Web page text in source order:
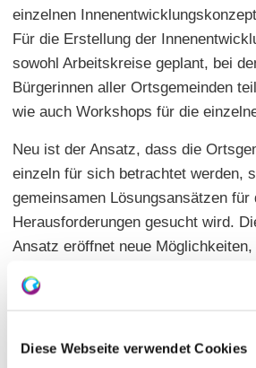
Diese Webseite verwendet Cookies
einzelnen
Für die Erstellung der
sowohl Arbeitskreise geplant, bei
Bürgerinnen aller Ortsgemeinden
wie auch Workshops für die
Neu ist der Ansatz, dass die
einzeln für sich betrachtet werden,
gemeinsamen Lösungsansätzen für
Herausforderungen gesucht wird.
Ansatz eröffnet neue
diskutieren und umzusetzen, die
nicht sinnvoll erscheinen oder
Denkbar sind beispielsweise